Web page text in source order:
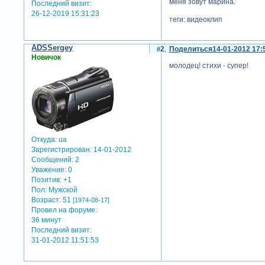
Последний визит:
26-12-2019 15:31:23
теги: видеоклип
Поделиться
2 14-01-2012
ADSSergey
Новичок
Откуда: ua
Зарегистрирован: 14-01-2012
Сообщений: 2
Уважение: 0
Позитив: +1
Пол: Мужской
Возраст: 51[1974-08-17]
Провел на форуме:
36 минут
Последний визит:
31-01-2012 11:51:53
молодец! стихи - супер!